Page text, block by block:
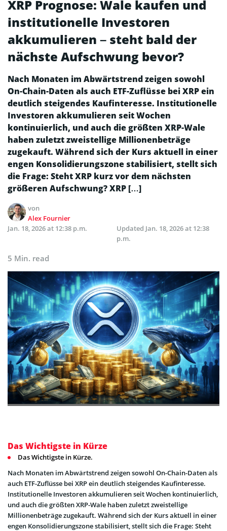
XRP Prognose: Wale kaufen und
institutionelle Investoren
akkumulieren – steht bald der
nächste Aufschwung bevor?
Nach Monaten im Abwärtstrend zeigen sowohl
On-Chain-Daten als auch ETF-Zuflüsse bei XRP ein
deutlich steigendes Kaufinteresse. Institutionelle
Investoren akkumulieren seit Wochen
kontinuierlich, und auch die größten XRP-Wale
haben zuletzt zweistellige Millionenbeträge
zugekauft. Während sich der Kurs aktuell in einer
engen Konsolidierungszone stabilisiert, stellt sich
die Frage: Steht XRP kurz vor dem nächsten
größeren Aufschwung? XRP […]
von
Alex Fournier
Jan. 18, 2026 at 12:38 p.m.
Updated Jan. 18, 2026 at 12:38
p.m.
5 Min. read
Das Wichtigste in Kürze
Das Wichtigste in Kürze.
Nach Monaten im Abwärtstrend zeigen sowohl On-Chain-Daten als
auch ETF-Zuflüsse bei XRP ein deutlich steigendes Kaufinteresse.
Institutionelle Investoren akkumulieren seit Wochen kontinuierlich,
und auch die größten XRP-Wale haben zuletzt zweistellige
Millionenbeträge zugekauft. Während sich der Kurs aktuell in einer
engen Konsolidierungszone stabilisiert, stellt sich die Frage: Steht